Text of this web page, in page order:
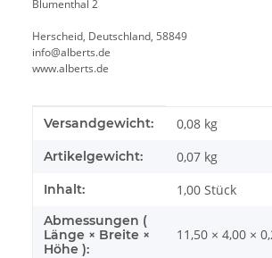
Blumenthal 2
Herscheid, Deutschland, 58849
info@alberts.de
www.alberts.de
Produkteigenschaft
Wert
Versandgewicht: 0,08 kg
Artikelgewicht: 0,07 kg
Inhalt: 1,00 Stück
Abmessungen (
Länge × Breite ×
Höhe ):
11,50 × 4,00 ×